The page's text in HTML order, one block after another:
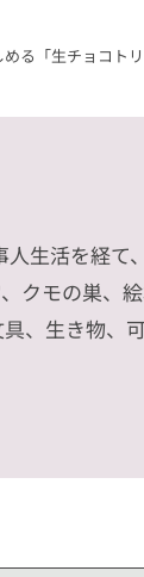
る「生チョコト
生活を経て
クモの巣、
、生き物、